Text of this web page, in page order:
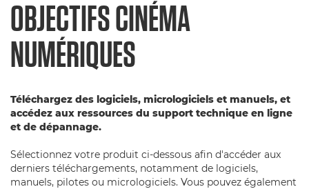
OBJECTIFS CINÉMA
NUMÉRIQUES
Téléchargez des logiciels, micrologiciels et manuels, et
accédez aux ressources du support technique en ligne
et de dépannage.
Sélectionnez votre produit ci-dessous afin d'accéder aux
derniers téléchargements, notamment de logiciels,
manuels, pilotes ou micrologiciels. Vous pouvez également